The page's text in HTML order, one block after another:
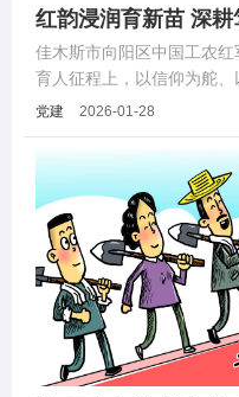
红韵浸润育新苗 深
佳木斯市向阳区中国工农
育人征程上，以信仰为舵、
骨、东北抗联精神融入教
党建 2026-01-28